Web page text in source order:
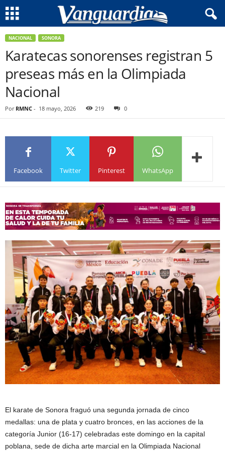
NACIONAL SONORA
Karatecas sonorenses registran 5
preseas más en la Olimpiada
Nacional
Por RMNC - 18 mayo, 2026 219 0
Facebook Twitter Pinterest WhatsApp
El karate de Sonora fraguó una segunda jornada de cinco
medallas: una de plata y cuatro bronces, en las acciones de la
categoría Junior (16-17) celebradas este domingo en la capital
poblana, sede de dicha arte marcial en la Olimpiada Nacional